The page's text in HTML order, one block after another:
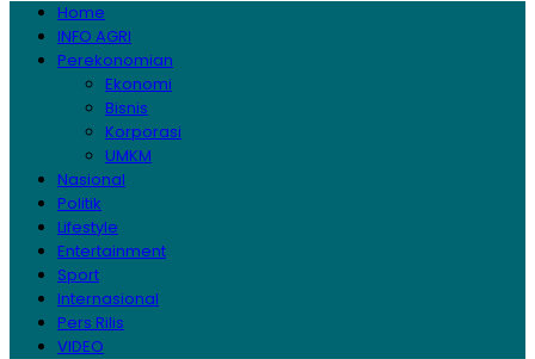
Home
INFO AGRI
Perekonomian
Ekonomi
Bisnis
Korporasi
UMKM
Nasional
Politik
Lifestyle
Entertainment
Sport
Internasional
Pers Rilis
VIDEO